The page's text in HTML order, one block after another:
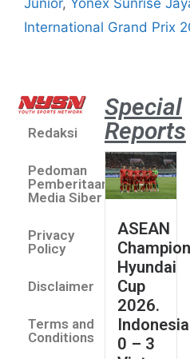
Junior, Yonex Sunrise
International Grand Prix
Redaksi
Pedoman
Pemberitaan
Media Siber
Privacy
Policy
Disclaimer
Terms and
Conditions
Special
Reports
ASEAN
Hyundai
Cup
2026.
Indonesia
0 – 3